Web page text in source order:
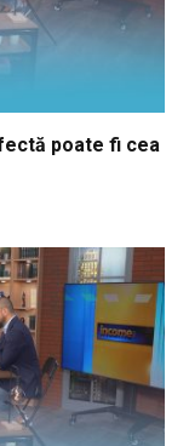
poate fi cea